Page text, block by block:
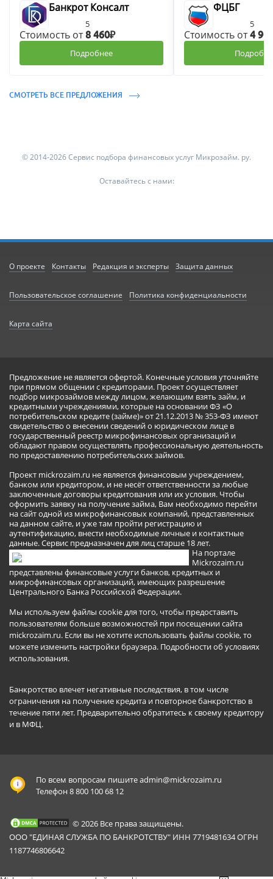
Банкрот Консалт
5
Стоимость от8 460₽
Подробнее
ФЦБГ
5
Стоимость от4
СМОТРЕТЬ ВСЕ ПРЕДЛОЖЕНИЯ
© 2014-2026 Сервис подбора финансовых услуг Микрозайм. ру.
Оставайтесь с нами:
О проекте Контакты Редакция и эксперты Защита данных
Пользовательское соглашение Политика конфиденциальности
Карта сайта
Предложение не является офертой. Конечные условия уточняйте
при прямом общении с кредиторами. Проект осуществляет
подбор микрозаймов между лицом, желающим взять займ, и
кредитными учреждениями, которые на основании ФЗ «О
потребительском кредите (займе)» от 21.12.2013 № 353-ФЗ имеют
свидетельство о внесении сведений о юридическом лице в
государственный реестр микрофинансовых организаций и
обладают правом осуществлять профессиональную деятельность
по предоставлению потребительских займов.
Проект mickrozaim.ru не является финансовым учреждением,
банком или кредитором, и не несёт ответственности за любые
заключенные договоры кредитования или их условия. Чтобы
оформить заявку на получение займа, Вам необходимо перейти
на сайт одной из микрофинансовых компаний, представленных
на данном сайте, и уже там пройти регистрацию и
аутентификацию, внести необходимые личные и контактные
данные. Сервис предназначен для лиц старше 18 лет.
На портале
Mickrozaim.ru
представлены финансовые услуги банков, кредитных и
микрофинансовых организаций, имеющих разрешение
Центрального Банка Российской Федерации.
Мы используем файлы cookie для того, чтобы предоставить
пользователям больше возможностей при посещении сайта
mickrozaim.ru. Если вы не хотите использовать файлы cookie, то
можете изменить настройки браузера. Подробности об условиях
использования.
Банкротство влечет негативные последствия, в том числе
ограничения на получение кредита и повторное банкротство в
течение пяти лет. Предварительно обратитесь к своему кредитору
и в МФЦ.
По всем вопросам пишитеadmin@mickrozaim.ru
Телефон 8 800 100 68 12
© 2026 Все права защищены.
ООО "ЕДИНАЯ СЛУЖБА ПО БАНКРОТСТВУ" ИНН 7719481634 ОГРН
1187746806642